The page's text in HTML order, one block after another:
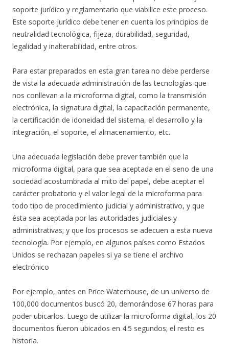
soporte jurídico y reglamentario que viabilice este proceso.
Este soporte jurídico debe tener en cuenta los principios de
neutralidad tecnológica, fijeza, durabilidad, seguridad,
legalidad y inalterabilidad, entre otros.
Para estar preparados en esta gran tarea no debe perderse
de vista la adecuada administración de las tecnologías que
nos conllevan a la microforma digital, como la transmisión
electrónica, la signatura digital, la capacitación permanente,
la certificación de idoneidad del sistema, el desarrollo y la
integración, el soporte, el almacenamiento, etc.
Una adecuada legislación debe prever también que la
microforma digital, para que sea aceptada en el seno de una
sociedad acostumbrada al mito del papel, debe aceptar el
carácter probatorio y el valor legal de la microforma para
todo tipo de procedimiento judicial y administrativo, y que
ésta sea aceptada por las autoridades judiciales y
administrativas; y que los procesos se adecuen a esta nueva
tecnología. Por ejemplo, en algunos países como Estados
Unidos se rechazan papeles si ya se tiene el archivo
electrónico
Por ejemplo, antes en Price Waterhouse, de un universo de
100,000 documentos buscó 20, demorándose 67 horas para
poder ubicarlos. Luego de utilizar la microforma digital, los 20
documentos fueron ubicados en 4.5 segundos; el resto es
historia.